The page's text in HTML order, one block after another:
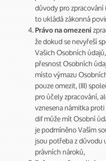
důvody pro
to ukládá zákonná
Právo na omezení
že dokud se nevyřeší
Vašich Osobních
přesnost Osobních
místo výmazu
pouze omezit, (III)
pro účely zpracování,
vznesena námitka
dif může mít Osobní
je podmíněno Vaším
jsou potřeba z
právních nároků,